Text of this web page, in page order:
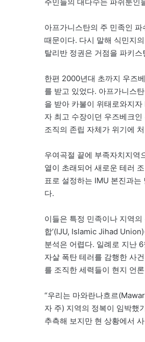
아프가니스탄의 주 민족인
때문이다. 다시 말해 식민지
탈리반 정권은 거점을 파키
한편 2000년대 초까지 우즈
를 받고 있었다. 아프가니스
을 받아 카불이 위태로와지
자 최고 수장이던 우즈베크
조직의 존립 자체가 위기에
우여곡절 끝에 부족자치지역
열이 초래되어 새로운 테러
표로 설정하는 IMU 본진과
다.
이들은 특정 민족이나 지역
합’(IJU, Islamic Jihad
분석은 어렵다. 일례로 지난
자살 폭탄 테러를 감행한 사
를 조직한 세력들이 현지 언
“우리는 마와란나흐르
자 주) 지역의 정복이 임박했
추측해 보지만 현 상황에서